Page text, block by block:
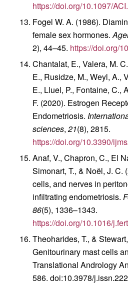
https://doi.org/10.1097/
Fogel W. A. (1986).
female sex hormones.
2), 44–45. https://doi.org/
Chantalat, E., Valera, M.
E., Rusidze, M., Weyl, A.,
E., Lluel, P., Fontaine, C.,
F. (2020). Estrogen
Endometriosis.
sciences,21(8), 2815.
https://doi.org/10.3390/
Anaf, V., Chapron, C., El
Simonart, T., & Noël, J. C.
cells, and nerves in
infiltrating endometriosis.
86(5), 1336–1343.
https://doi.org/10.1016/
Theoharides, T., &
Genitourinary mast cells
Translational Andrology
586. doi:10.3978/